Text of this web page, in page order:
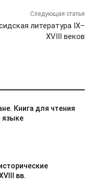
Следующая статья
литература IX–
XVIII веков
Книга для чтения
языке
вв.